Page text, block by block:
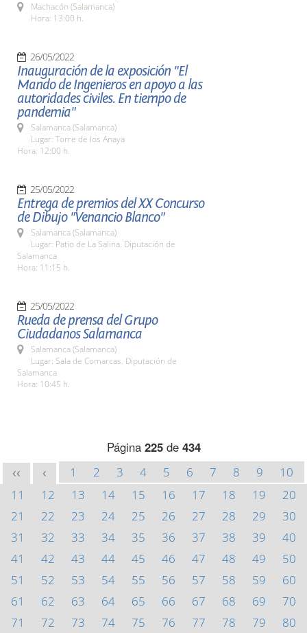
Machacón (Salamanca)
Hora: 13:00 h.
26/05/2022
Inauguración de la exposición "El
Mando de Ingenieros en apoyo a las
autoridades civiles. En tiempo de
pandemia"
Salamanca (Salamanca)
Lugar: Torre de los Anaya
Hora: 12:00 h.
25/05/2022
Entrega de premios del XX Concurso
de Dibujo "Venancio Blanco"
Salamanca (Salamanca)
Lugar: Patio de La Salina. Diputación de
Salamanca
Hora: 11:15 h.
25/05/2022
Rueda de prensa del Grupo
Ciudadanos Salamanca
Salamanca (Salamanca)
Lugar: Sala de Comarcas. Diputación de
Salamanca
Hora: 10:45 h.
Página 225de 434
<< < 1 2 3 4 5 6 7 8 9
10
11
12 13 14 15 16 17 18 19
20
21
22 23 24 25 26 27 28 29
30
31
32 33 34 35 36 37 38 39
40
41
42 43 44 45 46 47 48 49
50
51
52 53 54 55 56 57 58 59
60
61
62 63 64 65 66 67 68 69
70
71
72 73 74 75 76 77 78 79
80